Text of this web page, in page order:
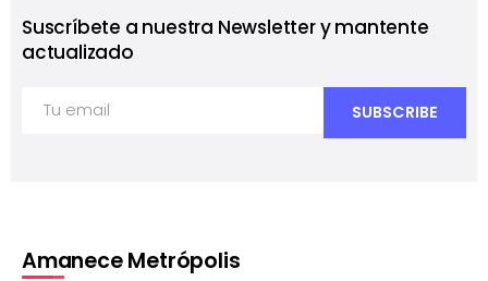
Suscríbete a nuestra Newsletter y mantente
actualizado
Amanece Metrópolis